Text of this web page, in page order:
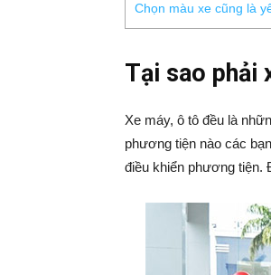
Chọn màu xe cũng là
Tại sao phải
Xe máy, ô tô đều là
phương tiện nào các
điều khiển phương tiện.